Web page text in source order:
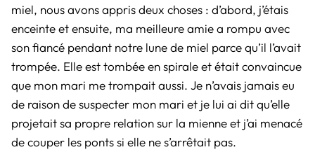
miel, nous avons appris deux choses : d’abord, j’étais
enceinte et ensuite, ma meilleure amie a rompu avec
son fiancé pendant notre lune de miel parce qu’il l’avait
trompée. Elle est tombée en spirale et était convaincue
que mon mari me trompait aussi. Je n’avais jamais eu
de raison de suspecter mon mari et je lui ai dit qu’elle
projetait sa propre relation sur la mienne et j’ai menacé
de couper les ponts si elle ne s’arrêtait pas.